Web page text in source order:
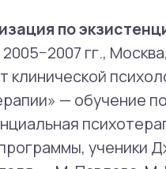
службы
группы поддержки для
перинатальных
фонд «Свет
гг.);
психолог в центрах
(2021 г. — наст.вр.).